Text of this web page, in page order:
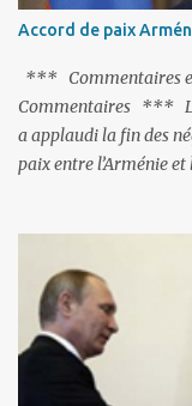
de les traîner en
pas, il s'attaque aux
Accord de paix
*** Commentaires
Commentaires ***
a applaudi la fin des
paix entre l’Arménie et
Les deux points non
revendications
déployer des
entre l'Arménie et
accepté. Comme on
nouvelles conditions